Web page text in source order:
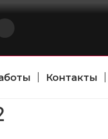
Контакты